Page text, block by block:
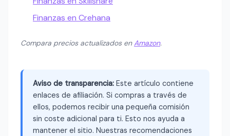
Finanzas en Crehana
Compara precios actualizados enAmazon.
Aviso de transparencia: Este artículo contiene
enlaces de afiliación. Si compras a través de
ellos, podemos recibir una pequeña comisión
sin coste adicional para ti. Esto nos ayuda a
mantener el sitio. Nuestras recomendaciones